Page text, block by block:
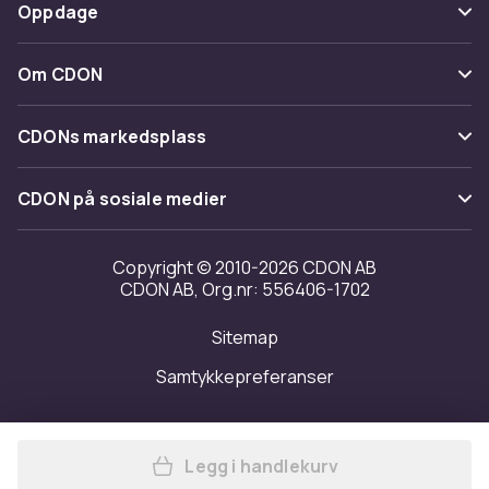
Angre & returner her
Kontakt oss
Levering
Tilbakekallinger
Oppdage
Kategorier
Varemerker
Om CDON
Om oss
Kundeanmeldelser
Jobbe på CDON
Investor relations
Tilgjengelighet
CDONs markedsplass
Merchant Help Center
CDON på sosiale medier
Copyright © 2010-2026 CDON AB
CDON AB, Org.nr: 556406-1702
Sitemap
Samtykkepreferanser
Legg LeanToys plysj
Legg i handlekurv